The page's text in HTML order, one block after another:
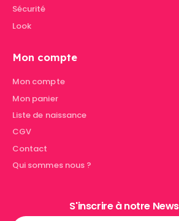
Sécurité
Look
Mon compte
Mon compte
Mon panier
Liste de naissance
CGV
Contact
Qui sommes nous ?
S'inscrire à notre